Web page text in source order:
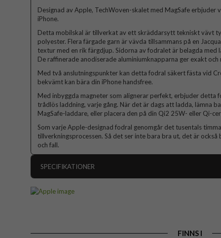
Designad av Apple, TechWoven-skalet med MagSafe erbjuder
iPhone.
Detta mobilskal är tillverkat av ett skräddarsytt tekniskt vävt
polyester. Flera färgade garn är vävda tillsammans på en
textur med en rik färgdjup. Sidorna av fodralet är belagda
De raffinerade anodiserade aluminiumknapparna ger exakt och
Med två anslutningspunkter kan detta fodral säkert fästa vid
bekvämt kan bära din iPhone handsfree.
Med inbyggda magneter som alignerar perfekt, erbjuder detta
trådlös laddning, varje gång. När det är dags att ladda, lämna
MagSafe-laddare, eller placera den på din Qi2 25W- eller Qi-
Som varje Apple-designad fodral genomgår det tusentals
tillverkningsprocessen. Så det ser inte bara bra ut, det är
och fall.
SPECIFIKATIONER
Egenskaper
FINNS I